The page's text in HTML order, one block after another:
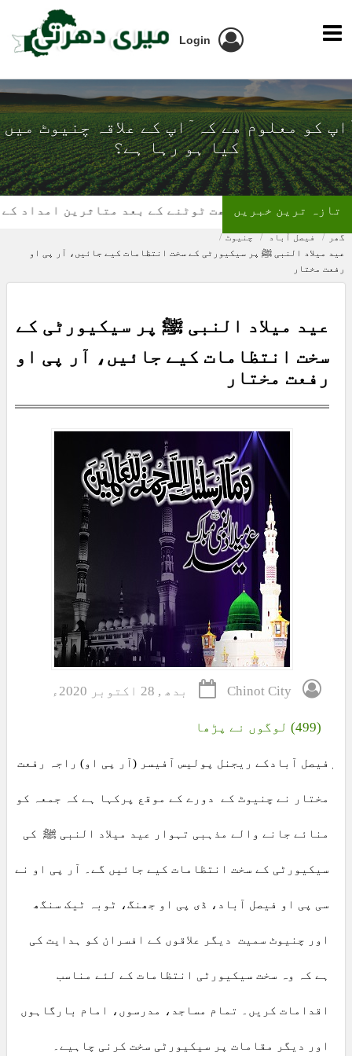
Login
ٓاپ کو معلوم ھے کہ ٓاپ کے علاقہ چنیوٹ میں
کیا ہو رہا ہے؟
گھر کی چھت ٹوٹنے کے بعد متاثرین امداد کے منتظر
تازہ ترین خبریں
گھر فیصل آباد
چنیوٹ
عید میلاد النبی ﷺ پر سیکیورٹی کے سخت انتظامات کیے جائیں، آر پی او
رفعت مختار
عید میلاد النبی ﷺ پر سیکیورٹی کے
سخت انتظامات کیے جائیں، آر پی او
رفعت مختار
Chinot City بدھ , 28 اکتوبر 2020ء
(499) لوگوں نے پڑھا
ٖفیصل آبادکے ریجنل پولیس آفیسر (آر پی او) راجہ رفعت
مختار نے چنیوٹ کے دورے کے موقع پرکہا ہے کہ جمعہ کو
منائے جانے والے مذہبی تہوار عید میلاد النبی ﷺ کی
سیکیورٹی کے سخت انتظامات کیے جائیں گے۔ آر پی او نے
سی پی او فیصل آباد، ڈی پی او جھنگ، ٹوبہ ٹیک سنگھ
اور چنیوٹ سمیت دیگر علاقوں کے افسران کو ہدایت کی
ہے کہ وہ سخت سیکیورٹی انتظامات کے لئے مناسب
اقدامات کریں۔ تمام مساجد، مدرسوں، امام بارگاہوں
اور دیگر مقامات پر سیکیورٹی سخت کرنی چاہیے۔